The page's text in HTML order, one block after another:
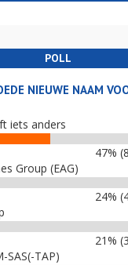
POLL
NIEUWE NAAM
iets anders
47%
Group (EAG)
24%
21%
SAS(-TAP)